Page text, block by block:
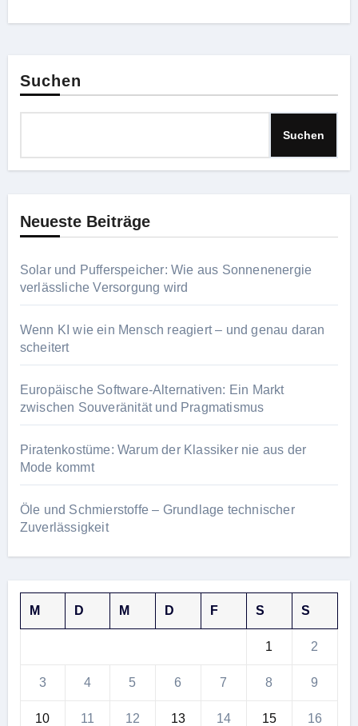
Suchen
Suchen
Neueste Beiträge
Solar und Pufferspeicher: Wie aus Sonnenenergie
verlässliche Versorgung wird
Wenn KI wie ein Mensch reagiert – und genau daran
scheitert
Europäische Software-Alternativen: Ein Markt
zwischen Souveränität und Pragmatismus
Piratenkostüme: Warum der Klassiker nie aus der
Mode kommt
Öle und Schmierstoffe – Grundlage technischer
Zuverlässigkeit
M D M D F S S
1 2
3 4 5 6 7 8 9
10 11 12 13 14 15 16